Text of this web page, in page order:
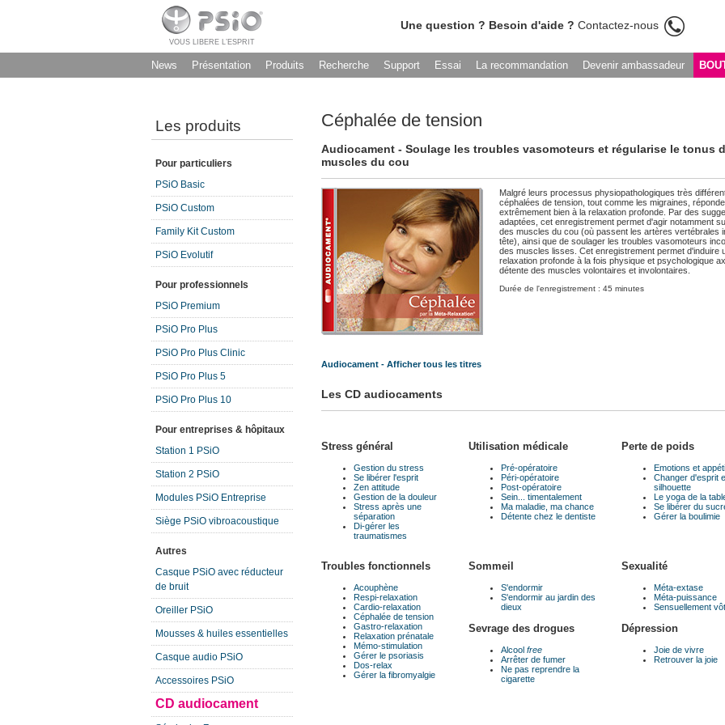
VOUS LIBERE L’ESPRIT
Une question ? Besoin d'aide ? Contactez-nous
News Présentation Produits Recherche Support Essai La recommandation Devenir ambassadeur
Les produits
Pour particuliers
PSiO Basic
PSiO Custom
Family Kit Custom
PSiO Evolutif
Pour professionnels
PSiO Premium
PSiO Pro Plus
PSiO Pro Plus Clinic
PSiO Pro Plus 5
PSiO Pro Plus 10
Pour entreprises & hôpitaux
Station 1 PSiO
Station 2 PSiO
Modules PSiO Entreprise
Siège PSiO vibroacoustique
Autres
Casque PSiO avec réducteur
de bruit
Oreiller PSiO
Mousses & huiles essentielles
Casque audio PSiO
Accessoires PSiO
CD audiocament
Céphalée de tension
Audiocament - Soulage les troubles vasomoteurs et régularise le tonus
muscles du cou
Malgré leurs processus physiopathologiques très
céphalées de tension, tout comme les migraines,
extrêmement bien à la relaxation profonde. Par des
adaptées, cet enregistrement permet d'agir notamment
des muscles du cou (où passent les artères vertébrales
tête), ainsi que de soulager les troubles vasomoteurs
des muscles lisses. Cet enregistrement permet d'induire
relaxation profonde à la fois physique et psychologique
détente des muscles volontaires et involontaires.
Durée de l'enregistrement : 45 minutes
Audiocament - Afficher tous les titres
Les CD audiocaments
Stress général
Gestion du stress
Se libérer l'esprit
Zen attitude
Gestion de la douleur
Stress après une
séparation
Di-gérer les
traumatismes
Utilisation médicale
Pré-opératoire
Péri-opératoire
Post-opératoire
Sein... timentalement
Ma maladie, ma chance
Détente chez le dentiste
Perte de poids
Emotions et
Changer d'esprit
silhouette
Le yoga de la
Se libérer du
Gérer la boulimie
Troubles fonctionnels
Acouphène
Respi-relaxation
Cardio-relaxation
Céphalée de tension
Gastro-relaxation
Relaxation prénatale
Mémo-stimulation
Gérer le psoriasis
Dos-relax
Gérer la fibromyalgie
Sommeil
S'endormir
S'endormir au jardin des
dieux
Sevrage des drogues
Alcool free
Arrêter de fumer
Ne pas reprendre la
cigarette
Sexualité
Méta-extase
Méta-puissance
Sensuellement
Dépression
Joie de vivre
Retrouver la joie